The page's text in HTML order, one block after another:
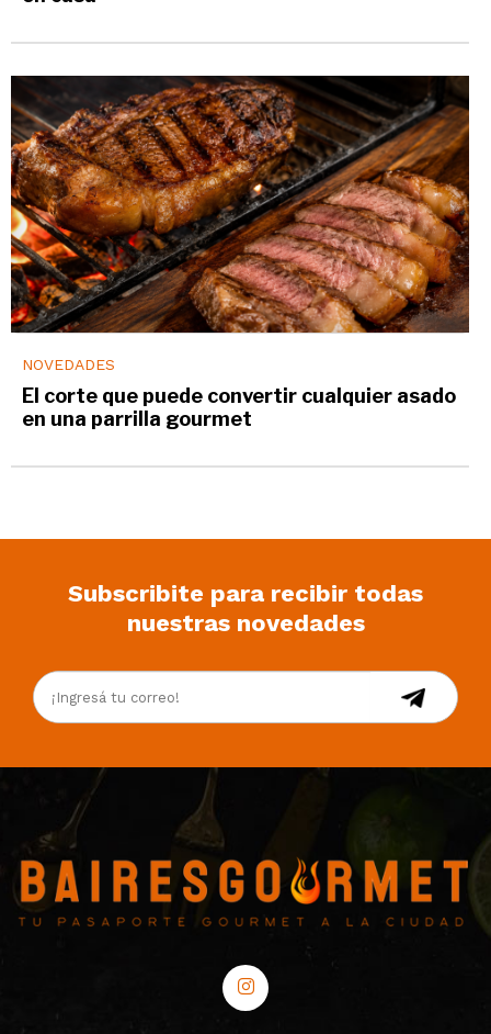
NOVEDADES
El corte que puede convertir cualquier asado
en una parrilla gourmet
Subscribite para recibir todas
nuestras novedades